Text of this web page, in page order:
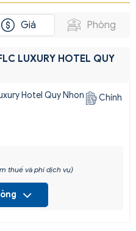
Giá Phòng
LUXURY HOTEL QUY
Chính
thuế và phí dịch vụ)